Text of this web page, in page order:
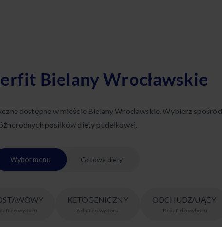
Bielany Wrocławskie
dostępne w mieście Bielany Wrocławskie. Wybierz spośród
posiłków diety pudełkowej.
Wybór menu Gotowe diety
dań do wyboru
KETOGENICZNY
8 dań do wyboru
ODCHUDZAJĄCY
15 dań do wyboru